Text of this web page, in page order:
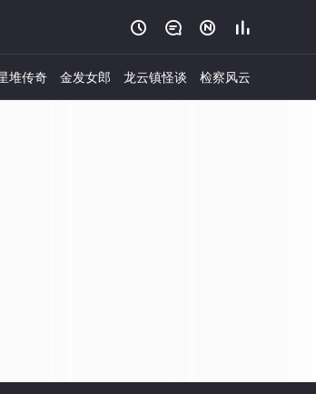
   
堆传奇 金发女郎 龙云镇怪谈 检察风云